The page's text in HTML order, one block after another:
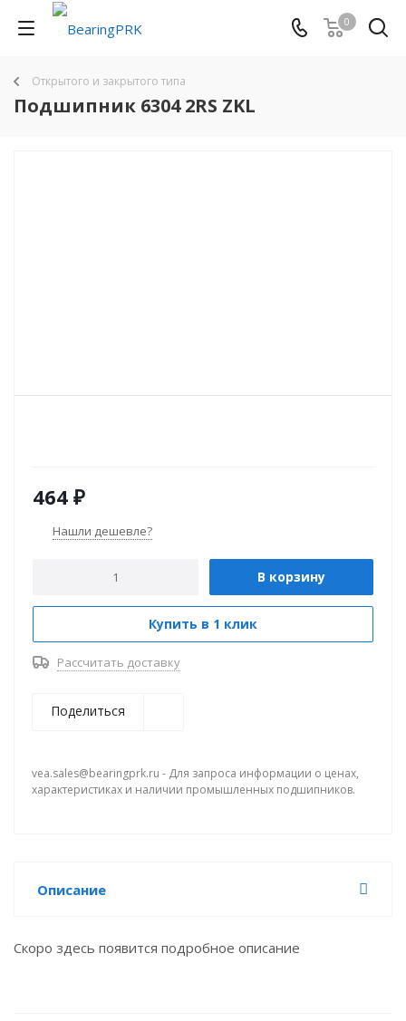
0
Открытого и закрытого типа
Подшипник 6304 2RS ZKL
464 ₽
Нашли дешевле?
В корзину
Купить в 1 клик
Рассчитать доставку
Поделиться
vea.sales@bearingprk.ru - Для запроса информации о ценах,
характеристиках и наличии промышленных подшипников.
Описание
Скоро здесь появится подробное описание